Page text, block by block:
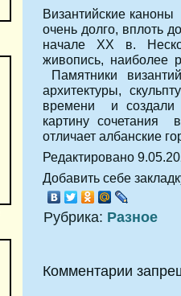
Византийские
очень долго, вплоть
начале XX в.
живопись, наиболее
Памятники
архитектуры,
времени и создали
картину сочетания
отличает албанские
Редактировано
Добавить себе
Рубрика: Разное
Комментарии